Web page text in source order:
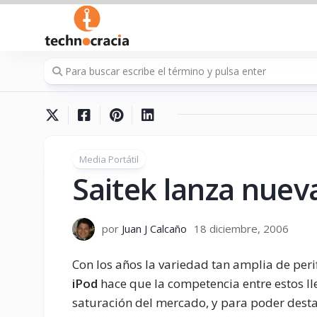
Saltar
contenido
Media Portátil
Saitek lanza
por Juan J Calcaño 18 diciembre, 2006
Con los años la variedad tan amplia de
iPod hace que la competencia entre estos
saturación del mercado, y para poder